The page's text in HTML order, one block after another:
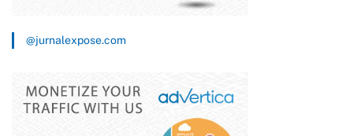
@jurnalexpose.com